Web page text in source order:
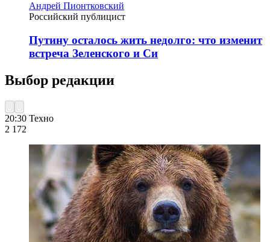
Андрей Пионтковский
Российский публицист
Путину осталось жить недолго: что изменит
встреча Зеленского и Си
Выбор редакции
20:30 Техно
2 172